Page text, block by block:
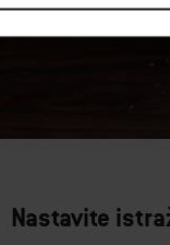
Nastavite